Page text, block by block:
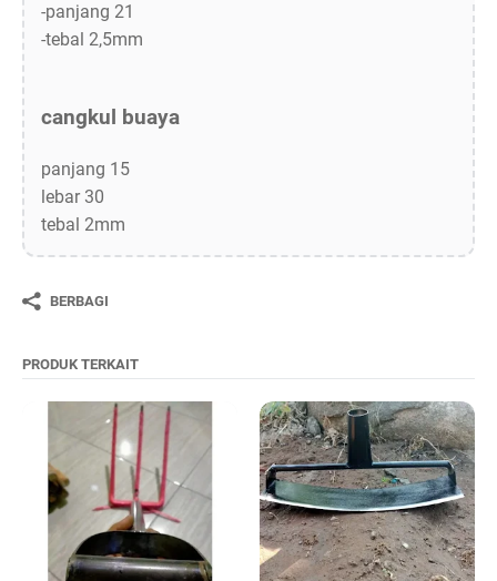
-panjang 21
-tebal 2,5mm
cangkul buaya
panjang 15
lebar 30
tebal 2mm
BERBAGI
PRODUK TERKAIT